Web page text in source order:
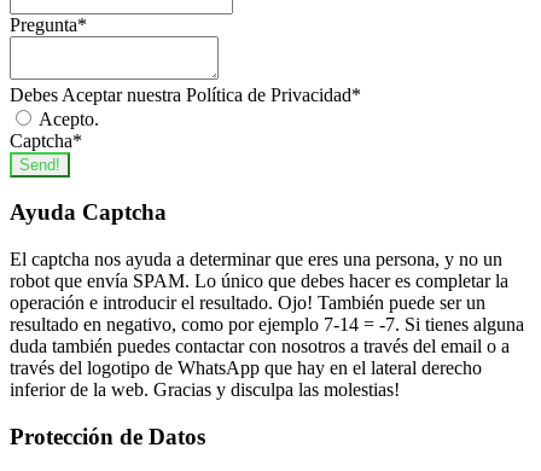
Pregunta*
Debes Aceptar nuestra Política de Privacidad*
Acepto.
Captcha*
Send!
Ayuda Captcha
El captcha nos ayuda a determinar que eres una persona, y no un
robot que envía SPAM. Lo único que debes hacer es completar la
operación e introducir el resultado. Ojo! También puede ser un
resultado en negativo, como por ejemplo 7-14 = -7. Si tienes alguna
duda también puedes contactar con nosotros a través del email o a
través del logotipo de WhatsApp que hay en el lateral derecho
inferior de la web. Gracias y disculpa las molestias!
Protección de Datos